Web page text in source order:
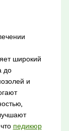
широкий
до
и
педикюр